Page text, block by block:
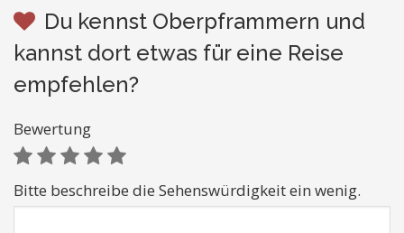
Du kennst Oberpframmern und
kannst dort etwas für eine Reise
empfehlen?
Bewertung
Bitte beschreibe die Sehenswürdigkeit ein wenig.